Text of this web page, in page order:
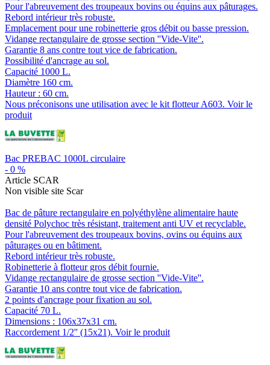
Pour l'abreuvement des troupeaux bovins ou équins aux pâturages.
Rebord intérieur très robuste.
Emplacement pour une robinetterie gros débit ou basse pression.
Vidange rectangulaire de grosse section ''Vide-Vite''.
Garantie 8 ans contre tout vice de fabrication.
Possibilité d'ancrage au sol.
Capacité 1000 L.
Diamètre 160 cm.
Hauteur : 60 cm.
Nous préconisons une utilisation avec le kit flotteur A603. Voir le
produit
Bac PREBAC 1000L circulaire
- 0 %
Article SCAR
Non visible site Scar
Bac de pâture rectangulaire en polyéthylène alimentaire haute
densité Polychoc très résistant, traitement anti UV et recyclable.
Pour l'abreuvement des troupeaux bovins, ovins ou équins aux
pâturages ou en bâtiment.
Rebord intérieur très robuste.
Robinetterie à flotteur gros débit fournie.
Vidange rectangulaire de grosse section ''Vide-Vite''.
Garantie 10 ans contre tout vice de fabrication.
2 points d'ancrage pour fixation au sol.
Capacité 70 L.
Dimensions : 106x37x31 cm.
Raccordement 1/2'' (15x21). Voir le produit